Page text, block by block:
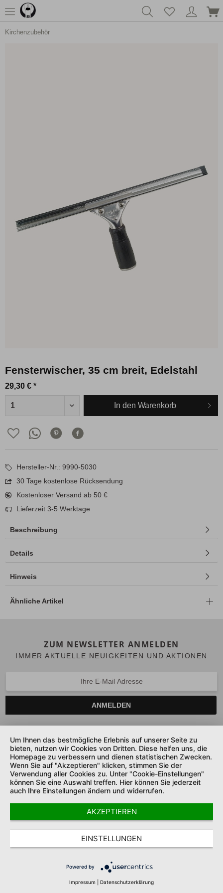
Kirchenzubehör
Fensterwischer, 35 cm breit, Edelstahl
29,30 € *
In den Warenkorb
Hersteller-Nr.: 9990-5030
30 Tage kostenlose Rücksendung
Kostenloser Versand ab 50 €
Lieferzeit 3-5 Werktage
Beschreibung
Details
Hinweis
Ähnliche Artikel
ZUM NEWSLETTER ANMELDEN
IMMER AKTUELLE NEUIGKEITEN UND AKTIONEN
ANMELDEN
SERVICE HOTLINE
UNTERNEHMEN
SHOP SERVICE
SICHER ZAHLEN UND LIEFERN
COOKIE-EINSTELLUNGEN DATENSCHUTZ
IMPRESSUM
* Alle Preise inkl. gesetzl. MwSt.
Um Ihnen das bestmögliche Erlebnis auf unserer Seite zu
bieten, nutzen wir Cookies von Dritten. Diese helfen uns, die
Homepage zu verbessern und dienen statistischen Zwecken.
Wenn Sie auf "Akzeptieren" klicken, stimmen Sie der
Verwendung aller Cookies zu. Unter "Cookie-Einstellungen"
können Sie eine Auswahl treffen. Hier können Sie jederzeit
auch Ihre Einstellungen ändern und widerrufen.
AKZEPTIEREN
EINSTELLUNGEN
Powered by
Impressum Datenschutzerklärung